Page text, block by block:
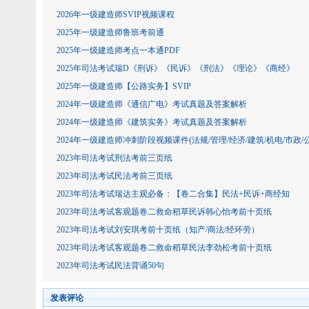
2026年一级建造师SVIP视频课程
2025年一级建造师鲁班考前通
2025年一级建造师考点一本通PDF
2025年司法考试瑞D《刑诉》《民诉》《刑法》《理论》《商经》
2025年一级建造师【公路实务】SVIP
2024年一级建造师《通信广电》考试真题及答案解析
2024年一级建造师《建筑实务》考试真题及答案解析
2024年一级建造师冲刺阶段视频课件(法规/管理/经济/建筑/机电/市政/
2023年司法考试刑法考前三页纸
2023年司法考试民法考前三页纸
2023年司法考试瑞达主观必备：【卷二合集】民法+民诉+商经知
2023年司法考试客观题卷二救命稻草民诉韩心怡考前十页纸
2023年司法考试刘安琪考前十页纸（知产/商法/经环劳）
2023年司法考试客观题卷二救命稻草民法李劲松考前十页纸
2023年司法考试民法背诵50句
发表评论